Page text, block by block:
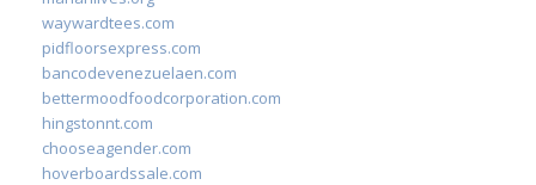
waywardtees.com
pidfloorsexpress.com
bancodevenezuelaen.com
bettermoodfoodcorporation.com
hingstonnt.com
chooseagender.com
hoverboardssale.com